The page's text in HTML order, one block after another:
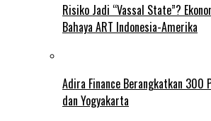
Risiko Jadi “Vassal State”?
Bahaya ART Indonesia-Amerika
Adira Finance Berangkatkan 300
dan Yogyakarta